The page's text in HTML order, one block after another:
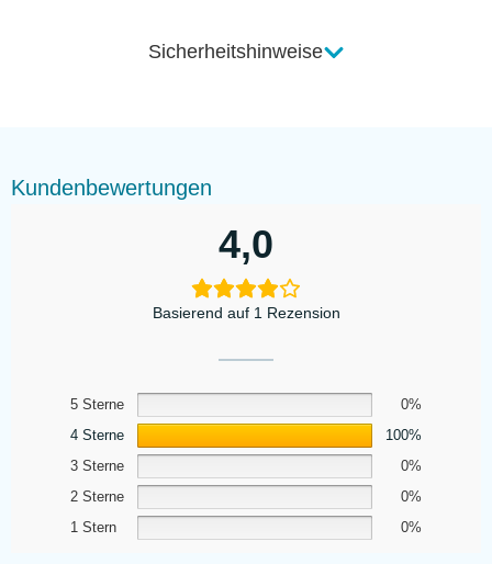
Sicherheitshinweise
Kundenbewertungen
4,0
Basierend auf 1 Rezension
5 Sterne
0%
4 Sterne
100%
3 Sterne
0%
2 Sterne
0%
1 Stern
0%